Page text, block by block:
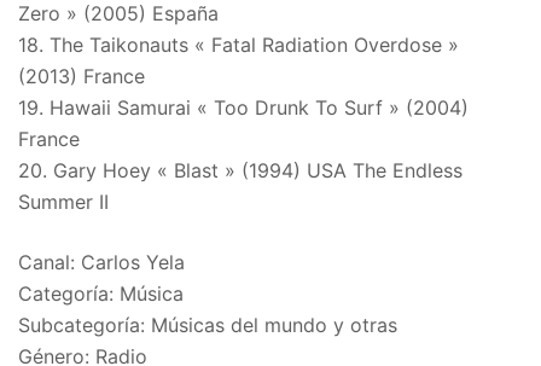
Zero » (2005) España
18. The Taikonauts « Fatal Radiation Overdose »
(2013) France
19. Hawaii Samurai « Too Drunk To Surf » (2004)
France
20. Gary Hoey « Blast » (1994) USA The Endless
Summer II
Canal: Carlos Yela
Categoría: Música
Subcategoría: Músicas del mundo y otras
Género: Radio